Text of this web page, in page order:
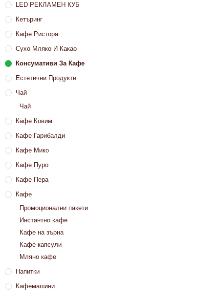
LED РЕКЛАМЕН КУБ
Кетъринг
Кафе Ристора
Сухо Мляко И Какао
Консумативи За Кафе
Естетични Продукти
Чай
Чай
Кафе Ковим
Кафе Гарибалди
Кафе Мико
Кафе Пуро
Кафе Пера
Кафе
Промоционални пакети
Инстантно кафе
Кафе на зърна
Кафе капсули
Мляно кафе
Напитки
Кафемашини